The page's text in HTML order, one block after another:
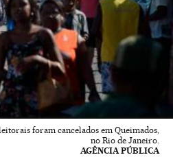
foram cancelados em Queimados,
no Rio de Janeiro.
AGÊNCIA PÚBLICA